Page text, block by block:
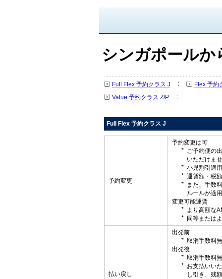
シンガポールか
Full Flex 予約クラス J
Flex 予約
Value 予約クラス Z/P
Full Flex 予約クラス J
予約変更
予約変更は可
ご予約便の
いただけま
小児割引適
運賃額・税
また、手数
ルールが適
変更可能運賃
より高額な
同等または
払い戻し
出発前
取消手数料
出発後
取消手数料
お支払いい
し引き、残